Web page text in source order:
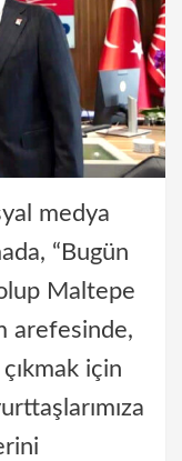
medya
“Bugün
Maltepe
arefesinde,
için